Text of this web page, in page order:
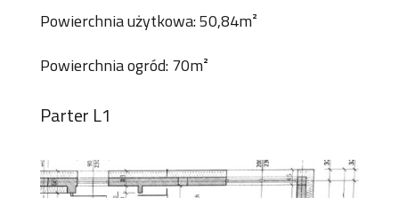
Powierchnia użytkowa: 50,84m²
Powierchnia ogród: 70m²
Parter L1